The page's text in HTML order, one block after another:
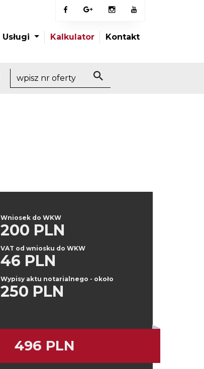
Usługi Kalkulator Kontakt
Wniosek do WKW
200 PLN
VAT od wniosku do WKW
46 PLN
Wypisy aktu notarialnego - około
250 PLN
496 PLN